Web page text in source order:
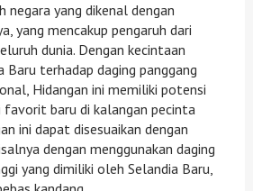
negara yang dikenal dengan
yang mencakup pengaruh dari
dunia. Dengan kecintaan
Baru terhadap daging panggang
Hidangan ini memiliki potensi
favorit baru di kalangan pecinta
ini dapat disesuaikan dengan
dengan menggunakan daging
yang dimiliki oleh Selandia Baru,